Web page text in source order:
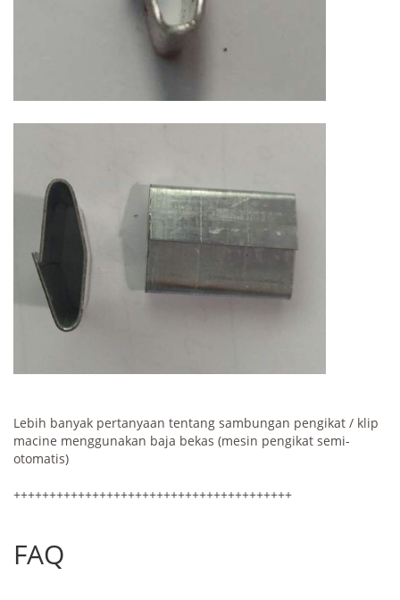
Lebih banyak pertanyaan tentang sambungan pengikat / klip
macine menggunakan baja bekas (mesin pengikat semi-
otomatis)
+++++++++++++++++++++++++++++++++++++++
FAQ